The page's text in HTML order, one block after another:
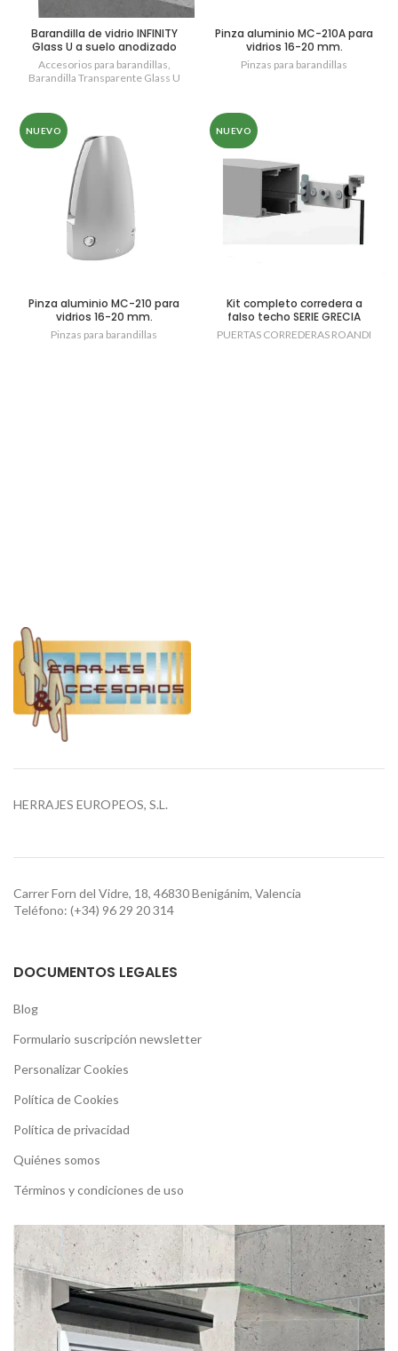
Barandilla de vidrio INFINITY
Glass U a suelo anodizado
plata
Accesorios para barandillas,
Barandilla Transparente Glass U
Pinza aluminio MC-210A para
vidrios 16-20 mm.
Pinzas para barandillas
NUEVO
Pinza aluminio MC-210 para
vidrios 16-20 mm.
Pinzas para barandillas
NUEVO
Kit completo corredera a
falso techo SERIE GRECIA
PUERTAS CORREDERAS ROANDI
HERRAJES EUROPEOS, S.L.
Carrer Forn del Vidre, 18, 46830 Benigánim, Valencia
Teléfono: (+34) 96 29 20 314
DOCUMENTOS LEGALES
Blog
Formulario suscripción newsletter
Personalizar Cookies
Política de Cookies
Política de privacidad
Quiénes somos
Términos y condiciones de uso